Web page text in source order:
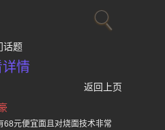
话题
情
返回上页
元便宜面且对烧面技术非常